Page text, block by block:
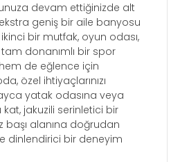
devam ettiğinizde alt
geniş bir aile banyosu
bir mutfak, oyun odası,
donanımlı bir spor
de eğlence için
özel ihtiyaçlarınızı
yatak odasına veya
jakuzili serinletici bir
başı alanına doğrudan
dinlendirici bir deneyim